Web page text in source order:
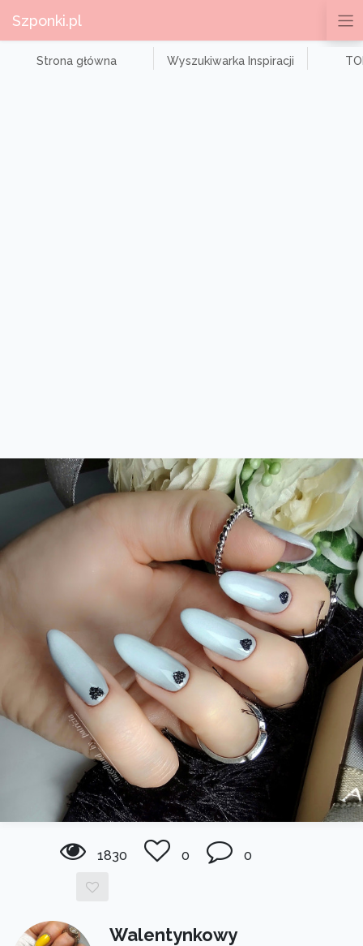
Szponki.pl
Strona główna Wyszukiwarka Inspiracji
1830 0 0
Walentynkowy